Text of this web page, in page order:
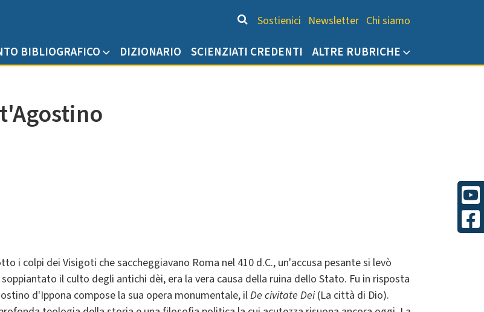
Chi siamo
Sostienici Newsletter Chi siamo
BIBLIOGRAFICO DIZIONARIO SCIENZIATI CREDENTI ALTRE RUBRICHE
i colpi dei Visigoti che saccheggiavano Roma nel 410 d.C., un'accusa pesante si levò
il culto degli antichi dèi, era la vera causa della ruina dello Stato. Fu in risposta
d'Ippona compose la sua opera monumentale, ilDe civitate Dei(La città di Dio).